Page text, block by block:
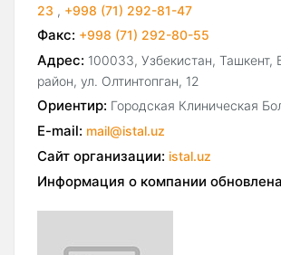
23 , +998 (71) 292-81-47
Факс: +998 (71) 292-80-55
Адрес: 100033, Узбекистан, Ташкент,
район, ул. Олтинтопган, 12
Ориентир: Городская Клиническая
E-mail: mail@istal.uz
Сайт организации: istal.uz
Информация о компании